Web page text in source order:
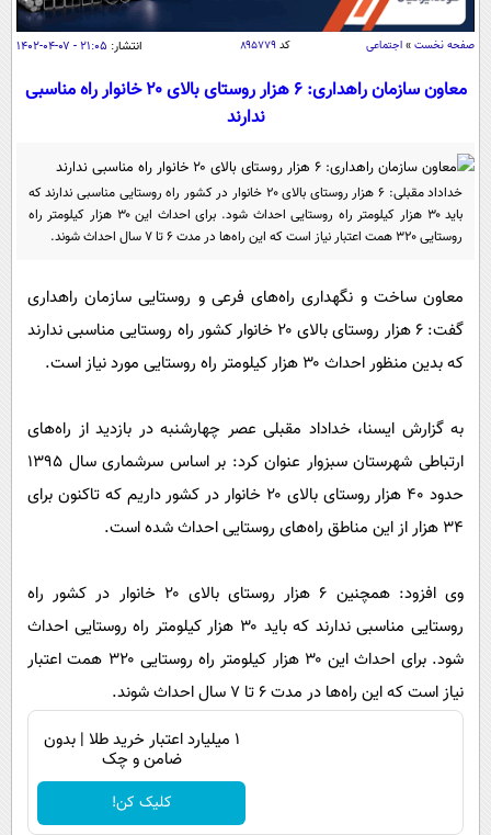
اقتصاد
خودرو
جامعه
اجتماعی
حوادث
سلامت
یک برش دانایی
سفر و تفریح
ورزشی
بین الملل
سیاست خارجی
فرهنگ و هنر
علم و دانش
علمی
گوناگون
سرگرمی
مجله تصویری سلاح
فیلم
سیاست
سرگرمی
گوناگون
حوادث
محیط زیست
فرهنگی
بین الملل
اجتماعی
داستان کوتاه
پیامک
روانشناسی
دانلود
آموزش زبان
صفحه نخست » اجتماعی کد۸۹۵۷۷۹ انتشار: ۲۱:۰۵ - ۰۷-۰۴-۱۴۰۲
معاون سازمان راهداری: ۶ هزار روستای بالای ۲۰ خانوار راه مناسبی
ندارند
خداداد مقبلی: ۶ هزار روستای بالای ۲۰ خانوار در کشور راه روستایی مناسبی ندارند که
باید ۳۰ هزار کیلومتر راه روستایی احداث شود. برای احداث این ۳۰ هزار کیلومتر راه
روستایی ۳۲۰ همت اعتبار نیاز است که این راه‌ها در مدت ۶ تا ۷ سال احداث شوند.
معاون ساخت و نگهداری راه‌های فرعی و روستایی سازمان راهداری
گفت: ۶ هزار روستای بالای ۲۰ خانوار کشور راه روستایی مناسبی ندارند
که بدین منظور احداث ۳۰ هزار کیلومتر راه روستایی مورد نیاز است.
به گزارش ایسنا، خداداد مقبلی عصر چهارشنبه در بازدید از راه‌های
ارتباطی شهرستان سبزوار عنوان کرد: بر اساس سرشماری سال ۱۳۹۵
حدود ۴۰ هزار روستای بالای ۲۰ خانوار در کشور داریم که تاکنون برای
۳۴ هزار از این مناطق راه‌های روستایی احداث شده است.
وی افزود: همچنین ۶ هزار روستای بالای ۲۰ خانوار در کشور راه
روستایی مناسبی ندارند که باید ۳۰ هزار کیلومتر راه روستایی احداث
شود. برای احداث این ۳۰ هزار کیلومتر راه روستایی ۳۲۰ همت اعتبار
نیاز است که این راه‌ها در مدت ۶ تا ۷ سال احداث شوند.
۱ میلیارد اعتبار خرید طلا | بدون
ضامن و چک
کلیک کن!